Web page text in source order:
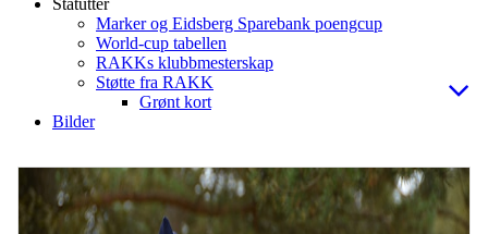
Statutter
Marker og Eidsberg Sparebank poengcup
World-cup tabellen
RAKKs klubbmesterskap
Støtte fra RAKK
Grønt kort
Bilder